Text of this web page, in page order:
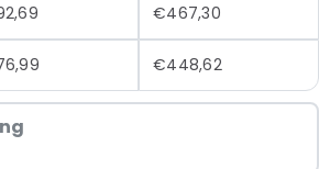
€467,30
€448,62